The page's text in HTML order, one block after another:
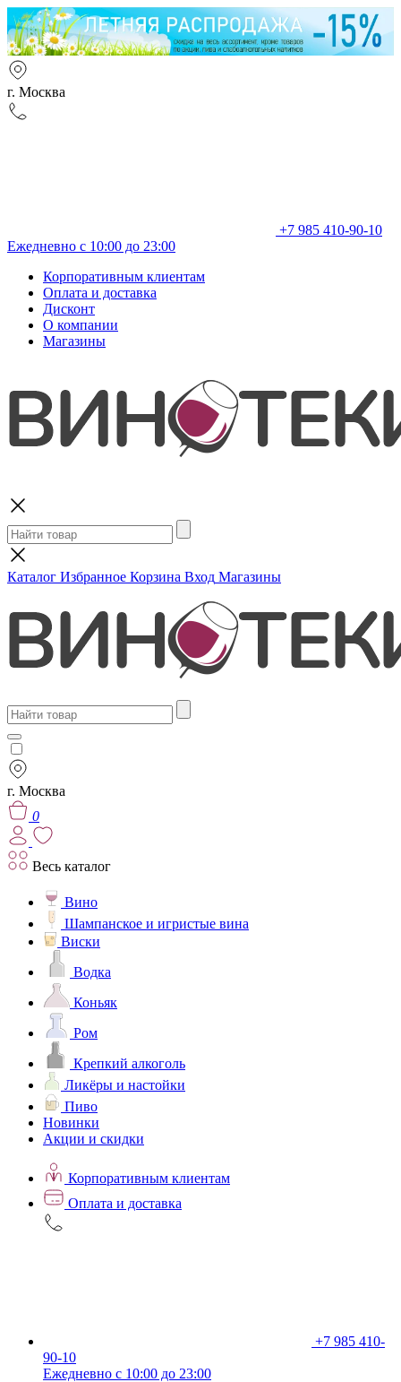
г. Москва
+7 985 410-90-10
Ежедневно с 10:00 до 23:00
Корпоративным клиентам
Оплата и доставка
Дисконт
О компании
Магазины
Каталог Избранное Корзина Вход Магазины
г. Москва
0
Весь каталог
Вино
Шампанское и игристые вина
Виски
Водка
Коньяк
Ром
Крепкий алкоголь
Ликёры и настойки
Пиво
Новинки
Акции и скидки
Корпоративным клиентам
Оплата и доставка
+7 985 410-
90-10
Ежедневно с 10:00 до 23:00